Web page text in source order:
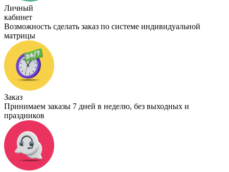
Личный
кабинет
Возможность сделать заказ по системе индивидуальной
матрицы
Заказ
Принимаем заказы 7 дней в неделю, без выходных и
праздников